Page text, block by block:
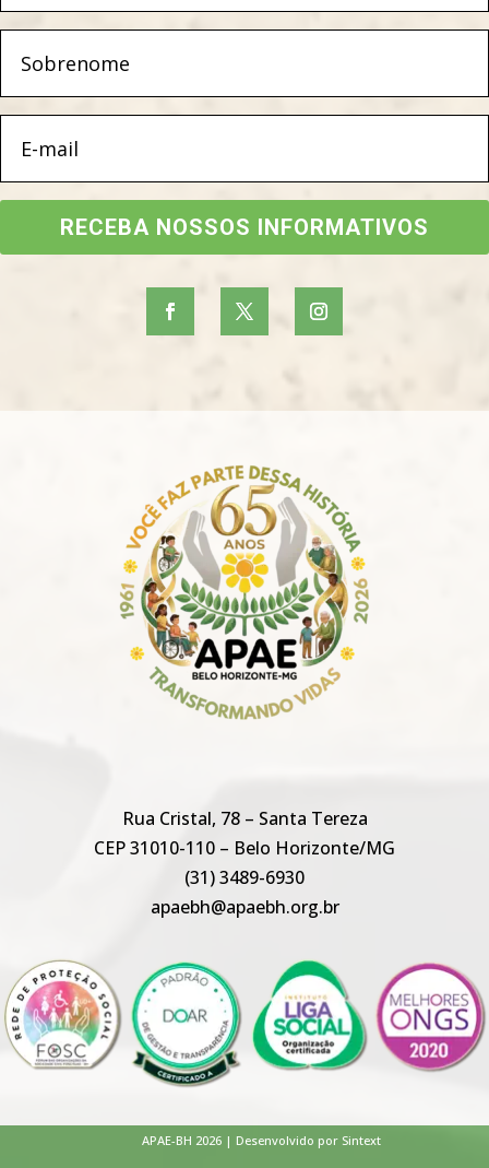
RECEBA NOSSOS INFORMATIVOS
Rua Cristal, 78 – Santa Tereza
CEP 31010-110 – Belo Horizonte/MG
(31) 3489-6930
apaebh@apaebh.org.br
APAE-BH 2026 | Desenvolvido por Sintext